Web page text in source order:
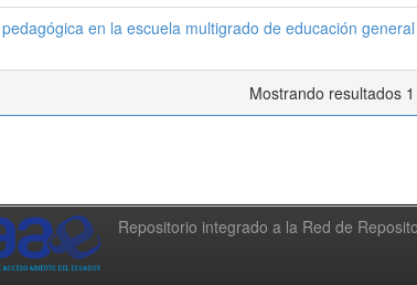
en la escuela multigrado de educación
Mostrando resultados
Repositorio integrado a la Red de